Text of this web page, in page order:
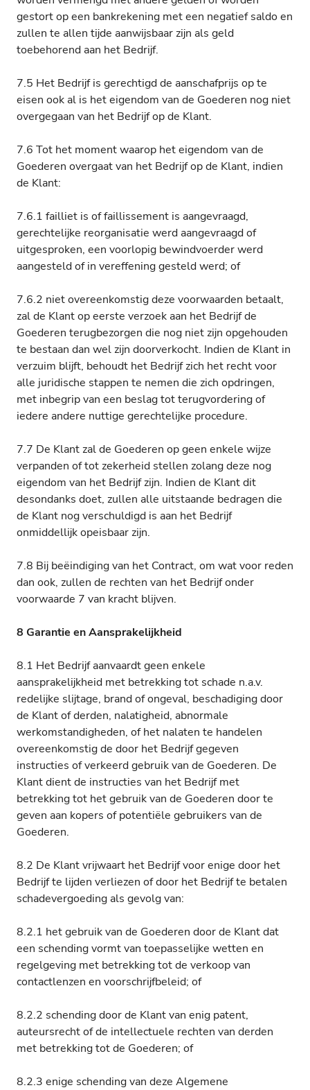
gestort op een bankrekening met een negatief saldo en
zullen te allen tijde aanwijsbaar zijn als geld
toebehorend aan het Bedrijf.
7.5 Het Bedrijf is gerechtigd de aanschafprijs op te
eisen ook al is het eigendom van de Goederen nog niet
overgegaan van het Bedrijf op de Klant.
7.6 Tot het moment waarop het eigendom van de
Goederen overgaat van het Bedrijf op de Klant, indien
de Klant:
7.6.1 failliet is of faillissement is aangevraagd,
gerechtelijke reorganisatie werd aangevraagd of
uitgesproken, een voorlopig bewindvoerder werd
aangesteld of in vereffening gesteld werd; of
7.6.2 niet overeenkomstig deze voorwaarden betaalt,
zal de Klant op eerste verzoek aan het Bedrijf de
Goederen terugbezorgen die nog niet zijn opgehouden
te bestaan dan wel zijn doorverkocht. Indien de Klant in
verzuim blijft, behoudt het Bedrijf zich het recht voor
alle juridische stappen te nemen die zich opdringen,
met inbegrip van een beslag tot terugvordering of
iedere andere nuttige gerechtelijke procedure.
7.7 De Klant zal de Goederen op geen enkele wijze
verpanden of tot zekerheid stellen zolang deze nog
eigendom van het Bedrijf zijn. Indien de Klant dit
desondanks doet, zullen alle uitstaande bedragen die
de Klant nog verschuldigd is aan het Bedrijf
onmiddellijk opeisbaar zijn.
7.8 Bij beëindiging van het Contract, om wat voor reden
dan ook, zullen de rechten van het Bedrijf onder
voorwaarde 7 van kracht blijven.
8 Garantie en Aansprakelijkheid
8.1 Het Bedrijf aanvaardt geen enkele
aansprakelijkheid met betrekking tot schade n.a.v.
redelijke slijtage, brand of ongeval, beschadiging door
de Klant of derden, nalatigheid, abnormale
werkomstandigheden, of het nalaten te handelen
overeenkomstig de door het Bedrijf gegeven
instructies of verkeerd gebruik van de Goederen. De
Klant dient de instructies van het Bedrijf met
betrekking tot het gebruik van de Goederen door te
geven aan kopers of potentiële gebruikers van de
Goederen.
8.2 De Klant vrijwaart het Bedrijf voor enige door het
Bedrijf te lijden verliezen of door het Bedrijf te betalen
schadevergoeding als gevolg van:
8.2.1 het gebruik van de Goederen door de Klant dat
een schending vormt van toepasselijke wetten en
regelgeving met betrekking tot de verkoop van
contactlenzen en voorschrijfbeleid; of
8.2.2 schending door de Klant van enig patent,
auteursrecht of de intellectuele rechten van derden
met betrekking tot de Goederen; of
8.2.3 enige schending van deze Algemene